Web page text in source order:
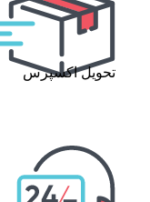
تحویل اکسپرس